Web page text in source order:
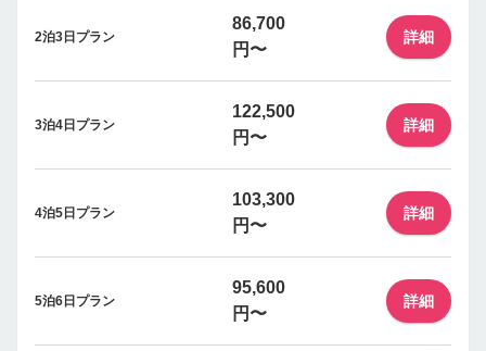
2泊3日プラン
86,700
円〜
詳細
3泊4日プラン
122,500
円〜
詳細
4泊5日プラン
103,300
円〜
詳細
5泊6日プラン
95,600
円〜
詳細